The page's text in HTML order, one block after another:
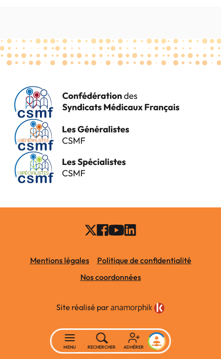
Mentions légales
Politique de confidentialité
Nos coordonnées
Site réalisé par
MENU RECHERCHER ADHÉRER